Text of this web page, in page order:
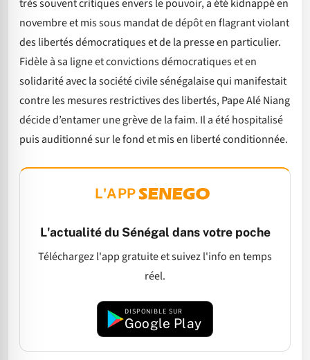
très souvent critiques envers le pouvoir, a été kidnappé en
novembre et mis sous mandat de dépôt en flagrant violant
des libertés démocratiques et de la presse en particulier.
Fidèle à sa ligne et convictions démocratiques et en
solidarité avec la société civile sénégalaise qui manifestait
contre les mesures restrictives des libertés, Pape Alé Niang
décide d’entamer une grève de la faim. Il a été hospitalisé
puis auditionné sur le fond et mis en liberté conditionnée.
L'APP
L'actualité du Sénégal dans votre poche
Téléchargez l'app gratuite et suivez l'info en temps
réel.
DISPONIBLE SUR
Google Play